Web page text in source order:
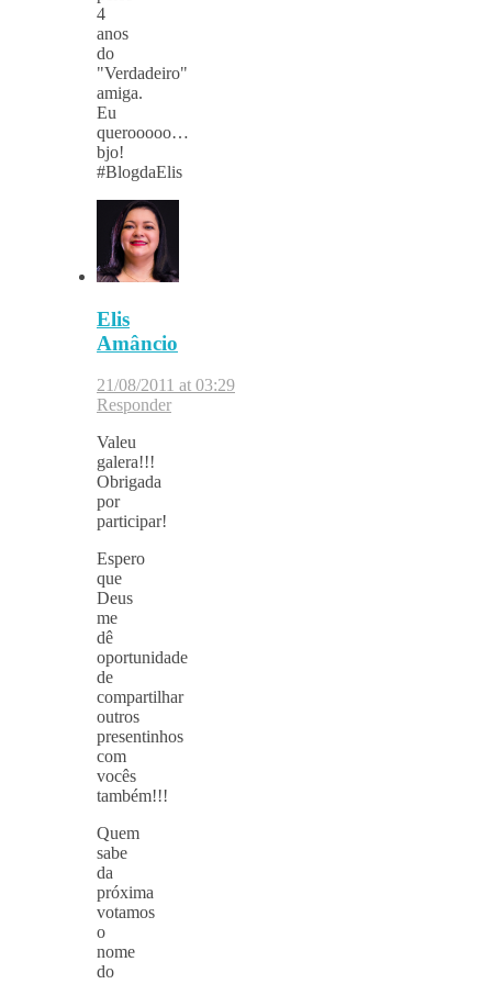
4
anos
do
"Verdadeiro"
amiga.
Eu
querooooo…
bjo!
#BlogdaElis
Elis
Amâncio
21/08/2011 at 03:29
Responder
Valeu
galera!!!
Obrigada
por
participar!
Espero
que
Deus
me
dê
oportunidade
de
compartilhar
outros
presentinhos
com
vocês
também!!!
Quem
sabe
da
próxima
votamos
o
nome
do